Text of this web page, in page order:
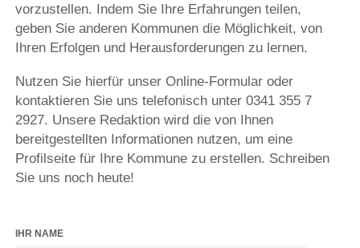
vorzustellen. Indem Sie Ihre Erfahrungen teilen,
geben Sie anderen Kommunen die Möglichkeit, von
Ihren Erfolgen und Herausforderungen zu lernen.
Nutzen Sie hierfür unser Online-Formular oder
kontaktieren Sie uns telefonisch unter 0341 355 7
2927. Unsere Redaktion wird die von Ihnen
bereitgestellten Informationen nutzen, um eine
Profilseite für Ihre Kommune zu erstellen. Schreiben
Sie uns noch heute!
IHR NAME